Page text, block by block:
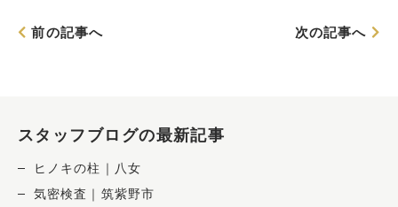
前の記事へ 次の記事へ
スタッフブログの最新記事
ヒノキの柱｜八女
気密検査｜筑紫野市